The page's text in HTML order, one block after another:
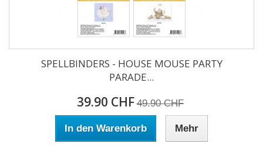
SPELLBINDERS - HOUSE MOUSE PARTY
PARADE...
39.90 CHF 49.90 CHF
In den Warenkorb Mehr